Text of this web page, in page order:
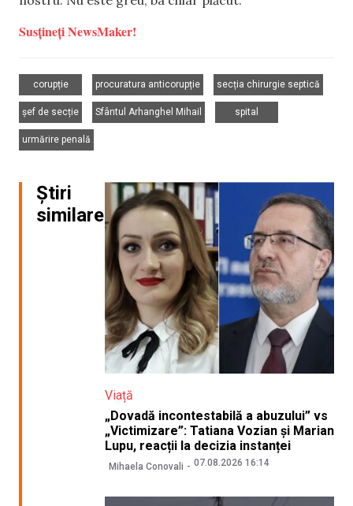
Susțineți NewsMaker!
corupție
procuratura anticorupție
secția chirurgie septică
șef de secție
Sfântul Arhanghel Mihail
spital
urmărire penală
Știri
similare
Viață
„Dovadă incontestabilă a abuzului” vs
„Victimizare”: Tatiana Vozian și Marian
Lupu, reacții la decizia instanței
Mihaela Conovali 07.08.2026 16:14